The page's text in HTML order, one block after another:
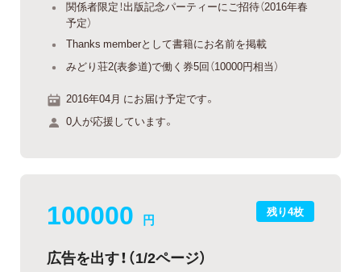
関係者限定！出版記念パーティーにご招待（2016年春
予定）
Thanks memberとして書籍にお名前を掲載
みどり荘2(表参道)で働く券5回（10000円相当）
2016年04月 にお届け予定です。
0人が応援しています。
残り4枚
100000 円
広告を出す！（1/2ページ）